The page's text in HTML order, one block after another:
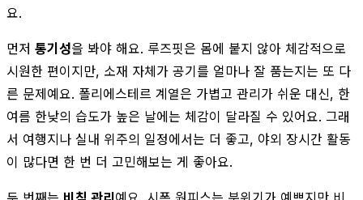
요.
먼저 통기성을 봐야 해요. 루즈핏은 몸에 붙지 않아 체감적으로
시원한 편이지만, 소재 자체가 공기를 얼마나 잘 품는지는 또 다
른 문제예요. 폴리에스테르 계열은 가볍고 관리가 쉬운 대신, 한
여름 한낮의 습도가 높은 날에는 체감이 달라질 수 있어요. 그래
서 여행지나 실내 위주의 일정에서는 더 좋고, 야외 장시간 활동
이 많다면 한 번 더 고민해보는 게 좋아요.